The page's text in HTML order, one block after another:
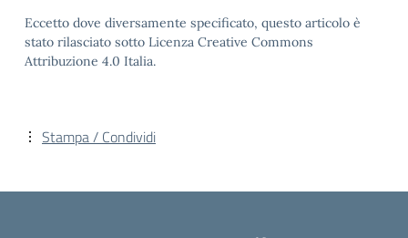
Eccetto dove diversamente specificato, questo articolo è
stato rilasciato sotto Licenza Creative Commons
Attribuzione 4.0 Italia.
Stampa / Condividi